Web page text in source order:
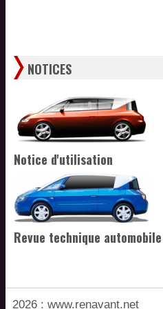
NOTICES
Notice d'utilisation
Revue technique automobile
2026 : www.renavant.net